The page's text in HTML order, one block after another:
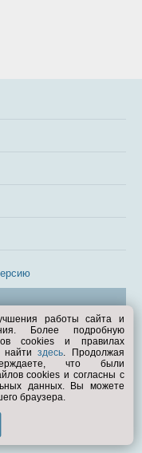
работы сайта и
Более подробную
cookies и правилах
найтиздесь. Продолжая
что были
cookies и согласны с
данных. Вы можете
браузера.